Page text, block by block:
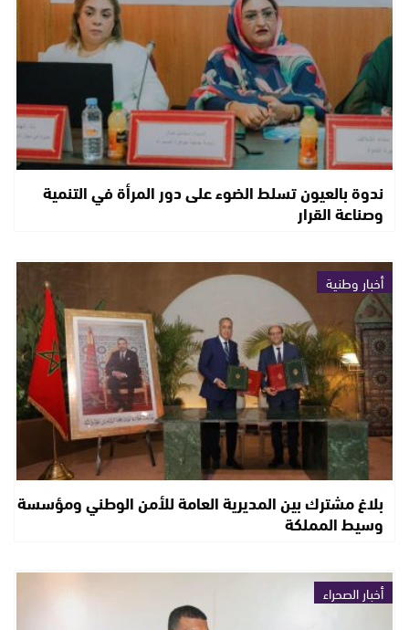
ندوة بالعيون تسلط الضوء على دور المرأة في التنمية
وصناعة القرار
أخبار وطنية
بلاغ مشترك بين المديرية العامة للأمن الوطني ومؤسسة
وسيط المملكة
أخبار الصحراء